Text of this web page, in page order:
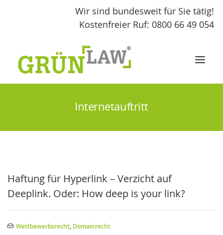
Wir sind bundesweit für Sie tätig!
Kostenfreier Ruf: 0800 66 49 054
FACHBEITRÄGE
Internetauftritt
Haftung für Hyperlink – Verzicht auf
Deeplink. Oder: How deep is your link?
Wettbewerbsrecht, Domainrecht